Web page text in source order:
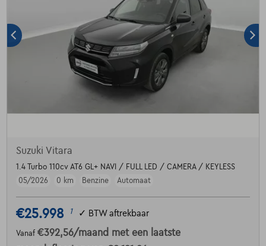
Suzuki Vitara
1.4 Turbo 110cv AT6 GL+ NAVI / FULL LED / CAMERA / KEYLESS
05/2026
0 km Benzine Automaat
€25.998 1 ✓ BTW aftrekbaar
Vanaf €392,56/maand met een laatste